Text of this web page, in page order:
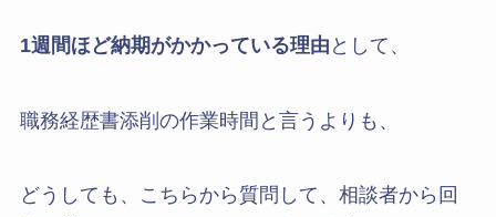
1週間ほど納期がかかっている理由 として、
職務経歴書添削の作業時間と言うよりも、
どうしても、こちらから質問して、相談者から回